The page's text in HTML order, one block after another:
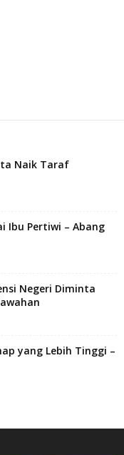
Naik Taraf
Ibu Pertiwi – Abang
Negeri Diminta
yang Lebih Tinggi –